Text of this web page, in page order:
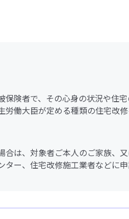
保険者で、その心身の状況や住
労働大臣が定める種類の住宅改
は、対象者ご本人のご家族、
ター、住宅改修施工業者などに